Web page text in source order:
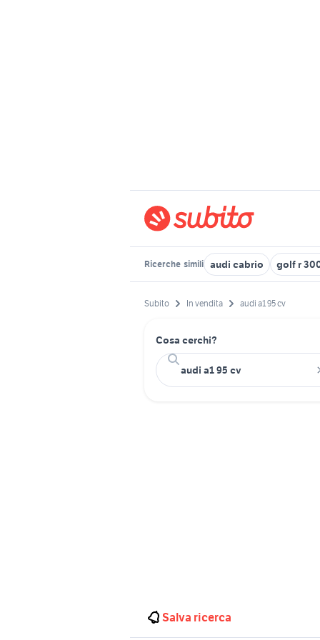
Ricerche simili audi cabrio golf r
Subito In vendita audi a1 95 cv
Cosa cerchi?
Salva ricerca